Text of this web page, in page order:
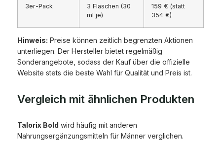
3er-Pack
3 Flaschen (30
ml je)
159 € (statt
354 €)
Hinweis: Preise können zeitlich begrenzten Aktionen
unterliegen. Der Hersteller bietet regelmäßig
Sonderangebote, sodass der Kauf über die offizielle
Website stets die beste Wahl für Qualität und Preis ist.
Vergleich mit ähnlichen Produkten
Talorix Bold wird häufig mit anderen
Nahrungsergänzungsmitteln für Männer verglichen.